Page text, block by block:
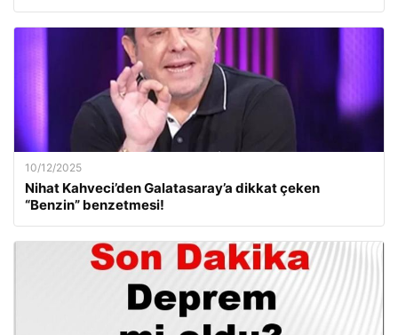
10/12/2025
Nihat Kahveci’den Galatasaray’a dikkat çeken
“Benzin” benzetmesi!